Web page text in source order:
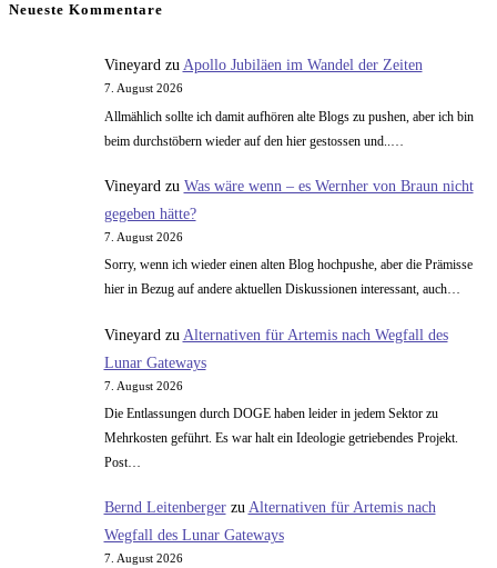
Neueste Kommentare
Vineyardzu Apollo Jubiläen im Wandel der Zeiten
7. August 2026
Allmählich sollte ich damit aufhören alte Blogs zu pushen, aber ich bin
beim durchstöbern wieder auf den hier gestossen und..…
Vineyard zu Was wäre wenn – es Wernher von Braun nicht
gegeben hätte?
7. August 2026
Sorry, wenn ich wieder einen alten Blog hochpushe, aber die Prämisse
hier in Bezug auf andere aktuellen Diskussionen interessant, auch…
Vineyard zu Alternativen für Artemis nach Wegfall des
Lunar Gateways
7. August 2026
Die Entlassungen durch DOGE haben leider in jedem Sektor zu
Mehrkosten geführt. Es war halt ein Ideologie getriebendes Projekt.
Post…
Bernd Leitenbergerzu Alternativen für Artemis nach
Wegfall des Lunar Gateways
7. August 2026